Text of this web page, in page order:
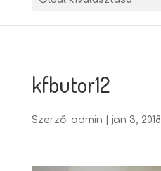
kfbutor12
Szerző: admin jan 3, 2018